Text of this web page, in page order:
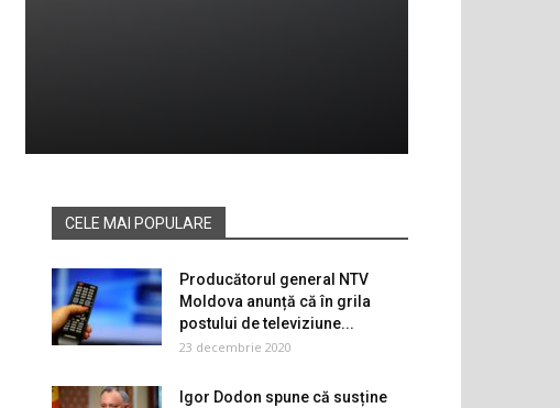
CELE MAI POPULARE
Producătorul general NTV
Moldova anunță că în grila
postului de televiziune...
23 decembrie 2020
Igor Dodon spune că susține